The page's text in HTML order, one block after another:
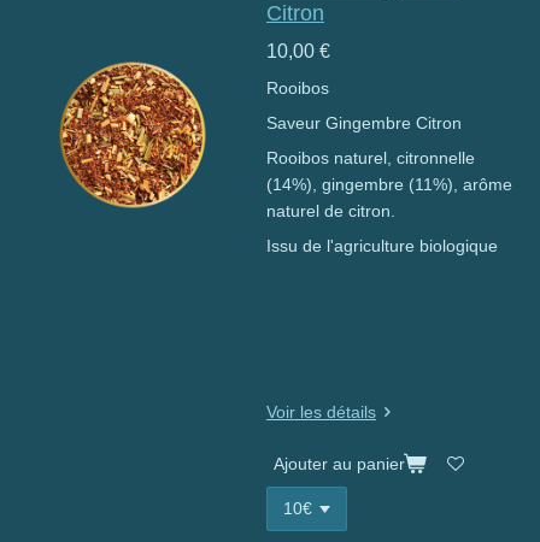
Citron
10,00 €
Rooibos
Saveur Gingembre Citron
Rooibos naturel, citronnelle
(14%), gingembre (11%), arôme
naturel de citron.
Issu de l'agriculture biologique
Voir les détails
Ajouter au panier